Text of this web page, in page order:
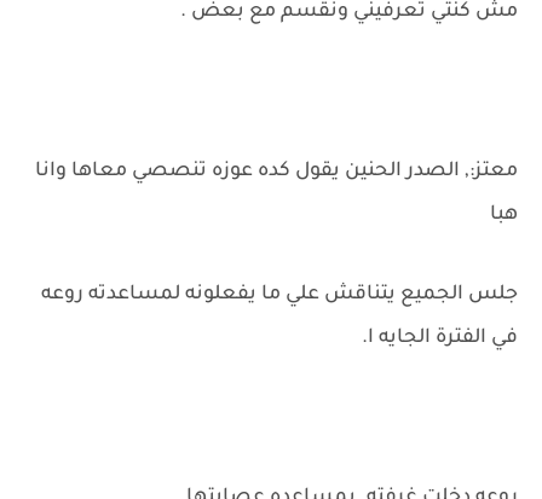
مش كنتي تعرفيني ونقسم مع بعض .
معتز:, الصدر الحنين يقول كده عوزه تنصصي معاها وانا
هبا
جلس الجميع يتناقش علي ما يفعلونه لمساعدته روعه
في الفترة الجايه ا.